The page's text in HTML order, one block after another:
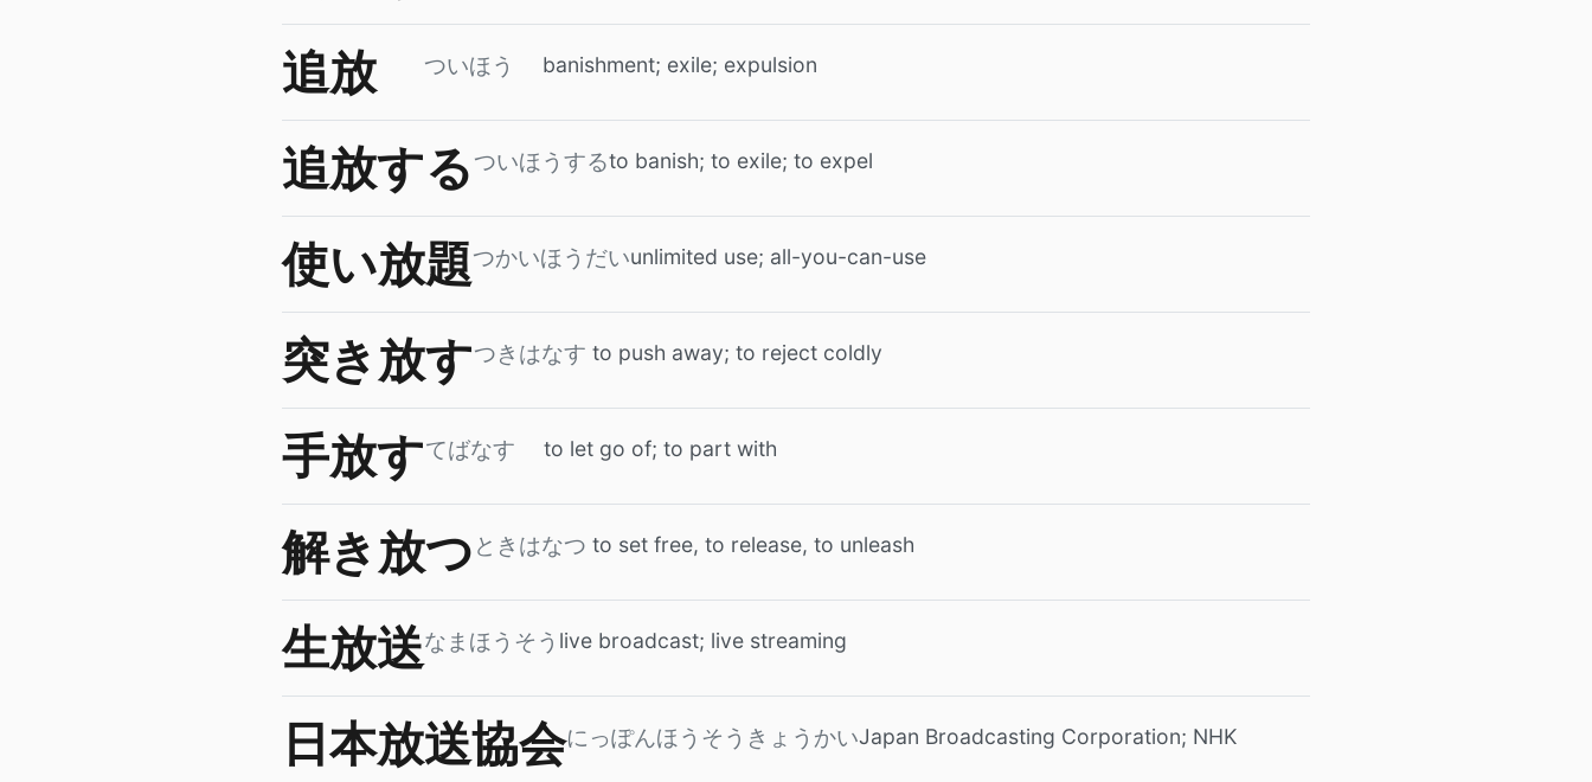
追放 ついほう banishment; exile; expulsion
追放する ついほうするto banish; to exile; to expel
使い放題つかいほうだいunlimited use; all-you-can-use
突き放すつきはなす to push away; to reject coldly
手放すてばなす to let go of; to part with
解き放つ ときはなつ to set free, to release, to unleash
生放送なまほうそう live broadcast; live streaming
日本放送協会にっぽんほうそうきょうかいJapan Broadcasting Corporation; NHK